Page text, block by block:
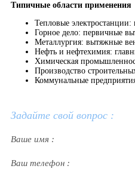
Типичные области применения
Тепловые
Горное дело: первичные
Металлургия: вытяжные
Нефть и нефтехимия:
Химическая
Производство
Коммунальные
Задайте свой вопрос :
Ваше имя :
Ваш телефон :